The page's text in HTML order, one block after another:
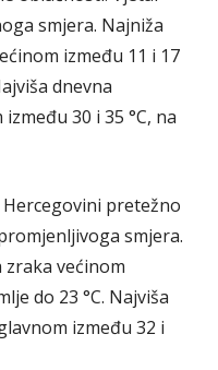
smjera. Najniža
između 11 i 17
dnevna
30 i 35 °C, na
pretežno
smjera.
većinom
do 23 °C. Najviša
između 32 i